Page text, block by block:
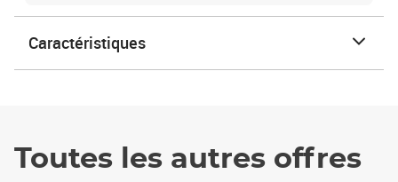
Caractéristiques
Toutes les autres offres